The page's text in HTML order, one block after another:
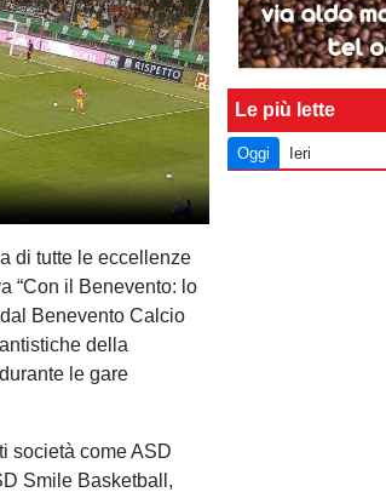
di tutte le eccellenze
“Con il Benevento: lo
Benevento Calcio
della
le gare
società come ASD
Smile Basketball,
Le più lette
Oggi Ieri